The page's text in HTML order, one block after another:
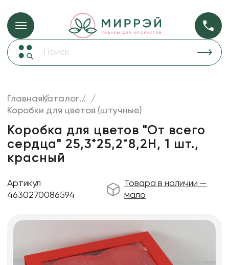
Упаковка для цветов и подарков Упаковка для
прозрачная
Коробки для цветов
Декор для дома
Лента
Товары для флористов
Искусственные цветы и растения
ГлавнаяКаталог...
Коробки для цветов (штучные)
Коробка для цветов "От всего
сердца" 25,3*25,2*8,2H, 1 шт.,
красный
Артикул
4630270086594
Товара в наличии —
мало